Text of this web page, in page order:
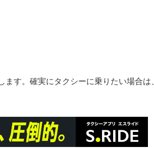
す。確実にタクシーに乗りたい場合は、